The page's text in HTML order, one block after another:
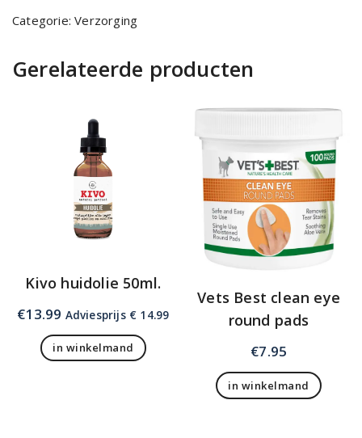
aantal
Categorie:Verzorging
Gerelateerde producten
Kivo huidolie 50ml.
€13.99 Adviesprijs € 14.99
in winkelmand
Vets Best clean eye
round pads
€7.95
in winkelmand